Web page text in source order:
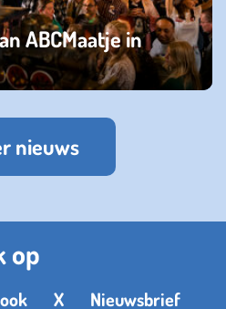
ABCMaatje in
nieuws
op
X Nieuwsbrief